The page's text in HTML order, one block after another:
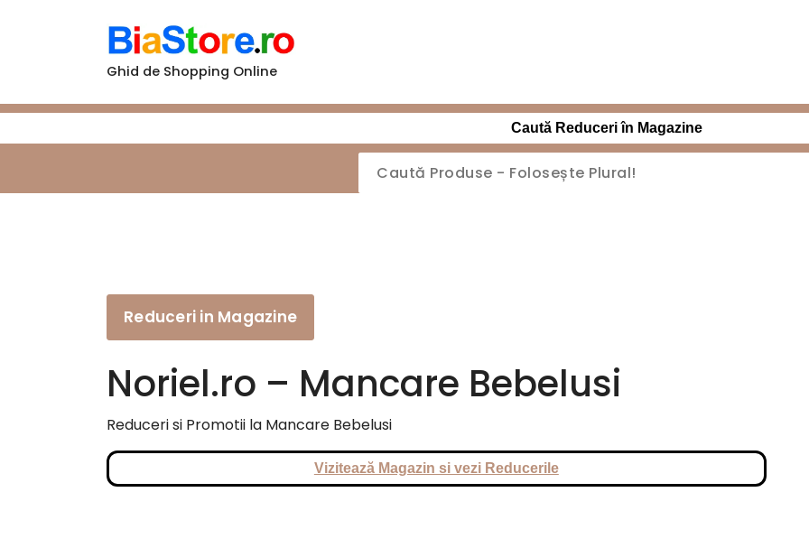
Ghid de Shopping Online
Caută Reduceri în Magazine
Reduceri in Magazine
Noriel.ro – Mancare Bebelusi
Reduceri si Promotii la Mancare Bebelusi
Vizitează Magazin si vezi Reducerile